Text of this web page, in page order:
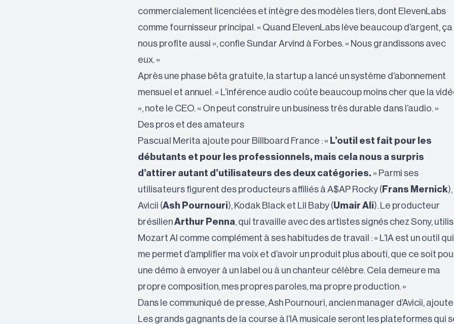
commercialement licenciées et intègre des modèles tiers, dont ElevenLabs
comme fournisseur principal. « Quand ElevenLabs lève beaucoup d’argent, ça
nous profite aussi », confie Sundar Arvind à Forbes . « Nous grandissons avec
eux. »
Après une phase bêta gratuite, la startup a lancé un système d’abonnement
mensuel et annuel. « L’inférence audio coûte beaucoup moins cher que la
», note le CEO. « On peut construire un business très durable dans l’audio. »
Des pros et des amateurs
Pascual Merita ajoute pour Billboard France : « L’outil est fait pour les
débutants et pour les professionnels, mais cela nous a surpris
d’attirer autant d’utilisateurs des deux catégories. » Parmi ses
utilisateurs figurent des producteurs affiliés à A$AP Rocky ( Frans Mernick),
Avicii (Ash Pournouri), Kodak Black et Lil Baby (Umair Ali). Le producteur
brésilienArthur Penna , qui travaille avec des artistes signés chez Sony,
Mozart AI comme complément à ses habitudes de travail : « L’IA est un outil qui
me permet d’amplifier ma voix et d’avoir un produit plus abouti, que ce soit
une démo à envoyer à un label ou à un chanteur célèbre. Cela demeure ma
propre composition, mes propres paroles, ma propre production. »
Dans le communiqué de presse, Ash Pournouri, ancien manager d’Avicii, ajoute
Les grands gagnants de la course à l’IA musicale seront les plateformes qui